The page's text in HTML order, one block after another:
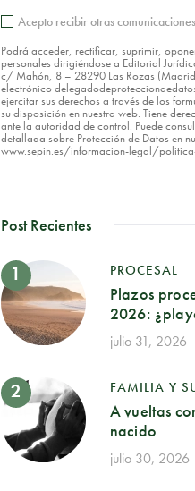
Acepto recibir otras
Podrá acceder, rectificar, suprimir,
personales dirigiéndose a Editorial
c/ Mahón, 8 – 28290 Las Rozas
electrónico
ejercitar sus derechos a través de los
su disposición en nuestra web. Tiene
ante la autoridad de control. Puede
detallada sobre Protección de Datos en
www.sepin.es/informacion-legal/
Post Recientes
PROCESAL
Plazos
2026:
julio 31, 2026
FAMILIA Y
A vueltas
nacido
julio 30, 2026